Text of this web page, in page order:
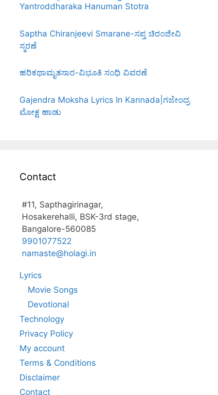
Yantroddharaka Hanuman Stotra
Saptha Chiranjeevi Smarane-ಸಪ್ತ ಚಿರಂಜೀವಿ
ಸ್ಮರಣೆ
ಹರಿಕಥಾಮೃತಸಾರ-ವಿಭೂತಿ ಸಂಧಿ ವಿವರಣೆ
Gajendra Moksha Lyrics In Kannada|ಗಜೇಂದ್ರ
ಮೋಕ್ಷ ಹಾಡು
Contact
#11, Sapthagirinagar,
Hosakerehalli, BSK-3rd stage,
Bangalore-560085
9901077522
namaste@holagi.in
Lyrics
Movie Songs
Devotional
Technology
Privacy Policy
My account
Terms & Conditions
Disclaimer
Contact